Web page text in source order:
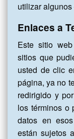
utilizar
Enlaces a
Este sitio
sitios que
usted de clic
página, ya no
redirigido y
los términos o
datos en
están sujetos